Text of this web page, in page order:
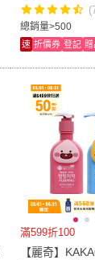
總銷量>500
速 折價券 登記 贈
滿599折100
【麗奇】